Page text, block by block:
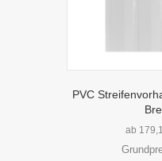
PVC
ab